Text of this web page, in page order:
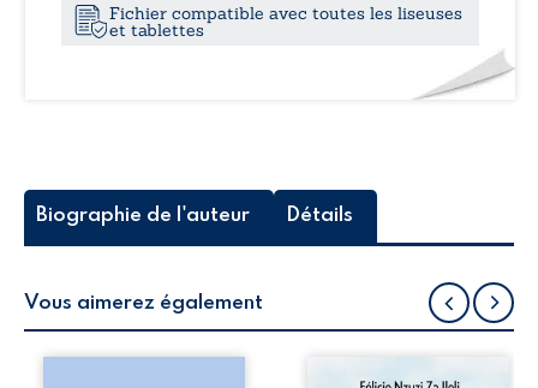
Fichier compatible avec toutes les liseuses
et tablettes
Biographie de l'auteur Détails
Vous aimerez également
Auberge de la